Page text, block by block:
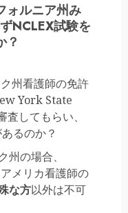
ォルニア州み
NCLEX試験を
？
州看護師の免許
York State
してもらい、
るのか？
の場合、
メリカ看護師の
な方以外は不可